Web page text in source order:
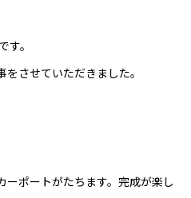
。
させていただきました。
ーポートがたちます。完成が楽し